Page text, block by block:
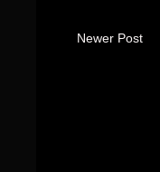
Newer Post